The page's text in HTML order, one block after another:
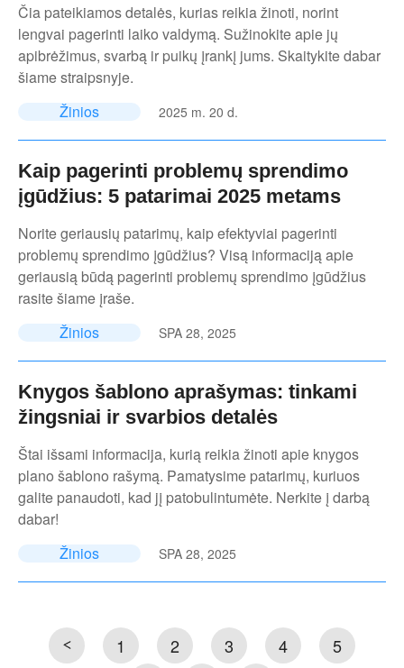
Čia pateikiamos detalės, kurias reikia žinoti, norint
lengvai pagerinti laiko valdymą. Sužinokite apie jų
apibrėžimus, svarbą ir puikų įrankį jums. Skaitykite dabar
šiame straipsnyje.
Žinios
2025 m. 20 d.
Kaip pagerinti problemų sprendimo
įgūdžius: 5 patarimai 2025 metams
Norite geriausių patarimų, kaip efektyviai pagerinti
problemų sprendimo įgūdžius? Visą informaciją apie
geriausią būdą pagerinti problemų sprendimo įgūdžius
rasite šiame įraše.
Žinios
SPA 28, 2025
Knygos šablono aprašymas: tinkami
žingsniai ir svarbios detalės
Štai išsami informacija, kurią reikia žinoti apie knygos
plano šablono rašymą. Pamatysime patarimų, kuriuos
galite panaudoti, kad jį patobulintumėte. Nerkite į darbą
dabar!
Žinios
SPA 28, 2025
1 2 3 4
5